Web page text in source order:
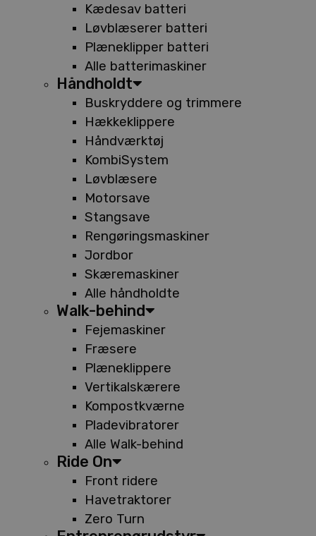
Kædesav batteri
Løvblæserer batteri
Plæneklipper batteri
Alle batterimaskiner
Håndholdt
Buskryddere og trimmere
Hækkeklippere
Håndværktøj
KombiSystem
Løvblæsere
Motorsave
Stangsave
Rengøringsmaskiner
Jordbor
Skæremaskiner
Alle håndholdte
Walk-behind
Fejemaskiner
Fræsere
Plæneklippere
Vertikalskærere
Kompostkværne
Pladevibratorer
Alle Walk-behind
Ride On
Front ridere
Havetraktorer
Zero Turn